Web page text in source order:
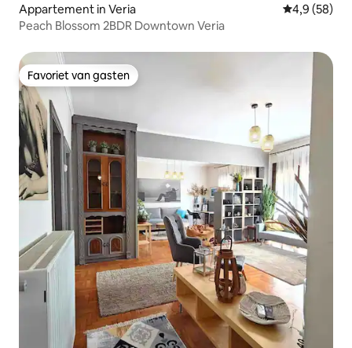
Appartement in Veria Gemiddelde
4,9 (58)
Peach Blossom 2BDR Downtown Veria
Favoriet van gasten
Favoriet van gasten